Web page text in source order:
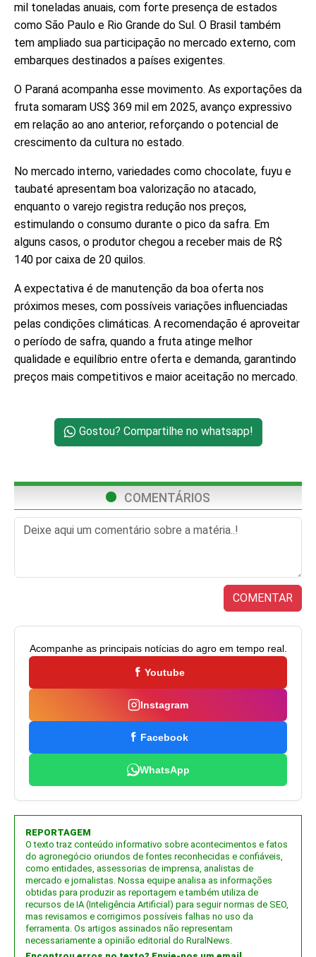
mil toneladas anuais, com forte presença de estados
como São Paulo e Rio Grande do Sul. O Brasil também
tem ampliado sua participação no mercado externo, com
embarques destinados a países exigentes.
O Paraná acompanha esse movimento. As exportações da
fruta somaram US$ 369 mil em 2025, avanço expressivo
em relação ao ano anterior, reforçando o potencial de
crescimento da cultura no estado.
No mercado interno, variedades como chocolate, fuyu e
taubaté apresentam boa valorização no atacado,
enquanto o varejo registra redução nos preços,
estimulando o consumo durante o pico da safra. Em
alguns casos, o produtor chegou a receber mais de R$
140 por caixa de 20 quilos.
A expectativa é de manutenção da boa oferta nos
próximos meses, com possíveis variações influenciadas
pelas condições climáticas. A recomendação é aproveitar
o período de safra, quando a fruta atinge melhor
qualidade e equilíbrio entre oferta e demanda, garantindo
preços mais competitivos e maior aceitação no mercado.
Gostou? Compartilhe no whatsapp!
COMENTÁRIOS
COMENTAR
Acompanhe as principais notícias do agro em tempo real.
Youtube
Instagram
Facebook
WhatsApp
REPORTAGEM
O texto traz conteúdo informativo sobre acontecimentos e fatos
do agronegócio oriundos de fontes reconhecidas e confiáveis,
como entidades, assessorias de imprensa, analistas de
mercado e jornalistas. Nossa equipe analisa as informações
obtidas para produzir as reportagem e também utiliza de
recursos de IA (Inteligência Artificial) para seguir normas de SEO,
mas revisamos e corrigimos possíveis falhas no uso da
ferramenta. Os artigos assinados não representam
necessariamente a opinião editorial do RuralNews.